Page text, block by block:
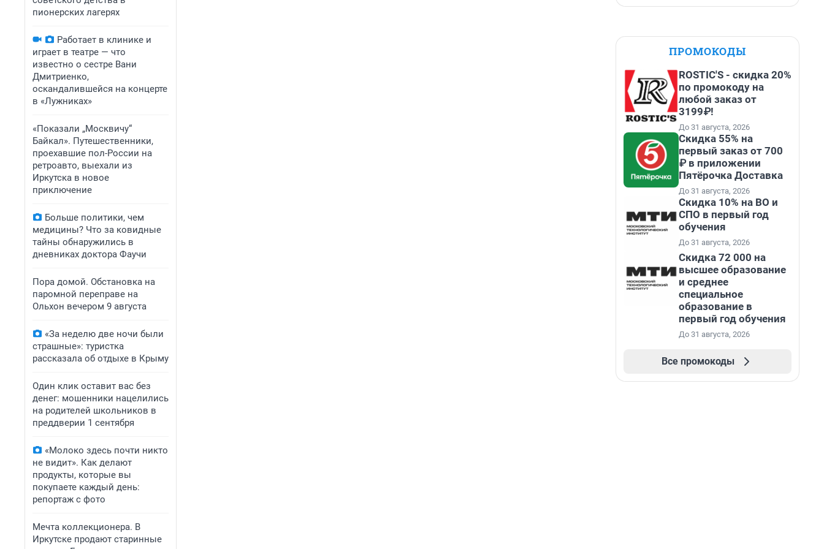
пионерских лагерях
Работает в клинике и
играет в театре — что
известно о сестре Вани
Дмитриенко,
оскандалившейся на концерте
в «Лужниках»
«Показали „Москвичу“
Байкал». Путешественники,
проехавшие пол-России на
ретроавто, выехали из
Иркутска в новое
приключение
Больше политики, чем
медицины? Что за ковидные
тайны обнаружились в
дневниках доктора Фаучи
Пора домой. Обстановка на
паромной переправе на
Ольхон вечером 9 августа
«За неделю две ночи были
страшные»: туристка
рассказала об отдыхе в Крыму
Один клик оставит вас без
денег: мошенники нацелились
на родителей школьников в
преддверии 1 сентября
«Молоко здесь почти никто
не видит». Как делают
продукты, которые вы
покупаете каждый день:
репортаж с фото
Мечта коллекционера. В
Иркутске продают старинные
ПРОМОКОДЫ
ROSTIC'S - скидка 20%
по промокоду на
любой заказ от
3199₽!
До 31 августа, 2026
Скидка 55% на
первый заказ от 700
₽ в приложении
Пятёрочка Доставка
До 31 августа, 2026
Скидка 10% на ВО и
СПО в первый год
обучения
До 31 августа, 2026
Скидка 72 000 на
высшее образование
и среднее
специальное
образование в
первый год обучения
До 31 августа, 2026
Все промокоды